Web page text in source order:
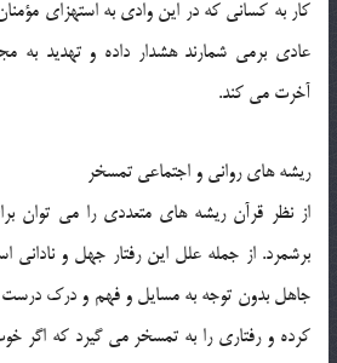
كار به كساني كه در اين وادي به استهزاي
عادي برمي شمارند هشدار داده و تهديد
آخرت مي كند.
ريشه هاي رواني و اجتماعي تمسخر
از نظر قرآن ريشه هاي متعددي را مي توان
برشمرد. از جمله علل اين رفتار جهل و ناداني
جاهل بدون توجه به مسايل و فهم و درك درست
كرده و رفتاري را به تمسخر مي گيرد كه اگر